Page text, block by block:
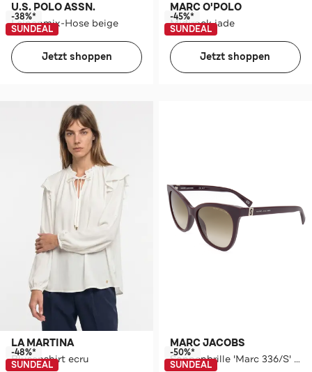
U.S. POLO ASSN.
Leinenmix-Hose beige
-38%*
SUNDEAL
Jetzt shoppen
MARC O'POLO
Midirock jade
-45%*
SUNDEAL
Jetzt shoppen
LA MARTINA
Blusenshirt ecru
-48%*
SUNDEAL
MARC JACOBS
Sonnenbrille 'Marc 336/S' aubergine
-50%*
SUNDEAL